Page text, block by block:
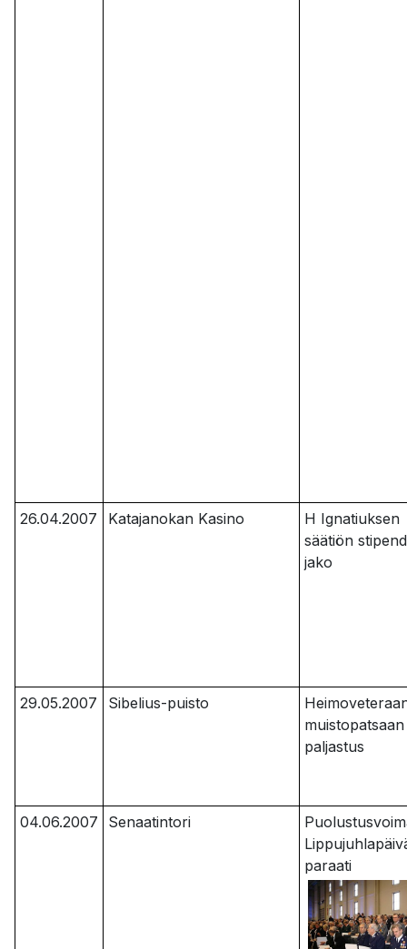
26.04.2007 Katajanokan Kasino
H Ignatiuksen
säätiön
jako
29.05.2007 Sibelius-puisto
muistopatsaan
paljastus
04.06.2007 Senaatintori
paraati